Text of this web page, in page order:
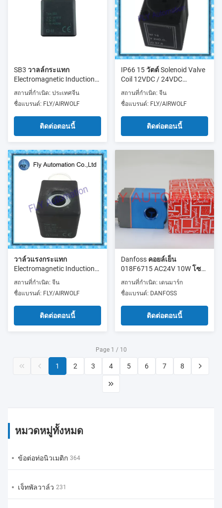
SB3 วาลล์กระแทก
Electromagnetic Induction
สถานที่กำเนิด: ประเทศจีน
ชื่อแบรนด์: FLY/AIRWOLF
ติดต่อตอนนี้
IP66 15 วัตต์ Solenoid Valve
Coil 12VDC / 24VDC
220VAC วาล์วชีพจร
สถานที่กำเนิด: จีน
ชื่อแบรนด์: FLY/AIRWOLF
ติดต่อตอนนี้
วาล์วแรงกระแทก
Electromagnetic Induction
Coil, SB3 W12- VA19/14
V110DC V220/240 วาล์ว
ไฟฟ้า 1008Ω
สถานที่กำเนิด: จีน
ชื่อแบรนด์: FLY/AIRWOLF
ติดต่อตอนนี้
Danfoss คอยล์เย็น
018F6715 AC24V 10W โซลิ
นอยด์วาล์วคอยล์
สถานที่กำเนิด: เดนมาร์ก
ชื่อแบรนด์: DANFOSS
ติดต่อตอนนี้
Page 1 / 10
1 2 3 4 5 6 7 8
หมวดหมู่ทั้งหมด
ข้อต่อท่อนิวเมติก 364
เจ็ทพัลวาล์ว 231